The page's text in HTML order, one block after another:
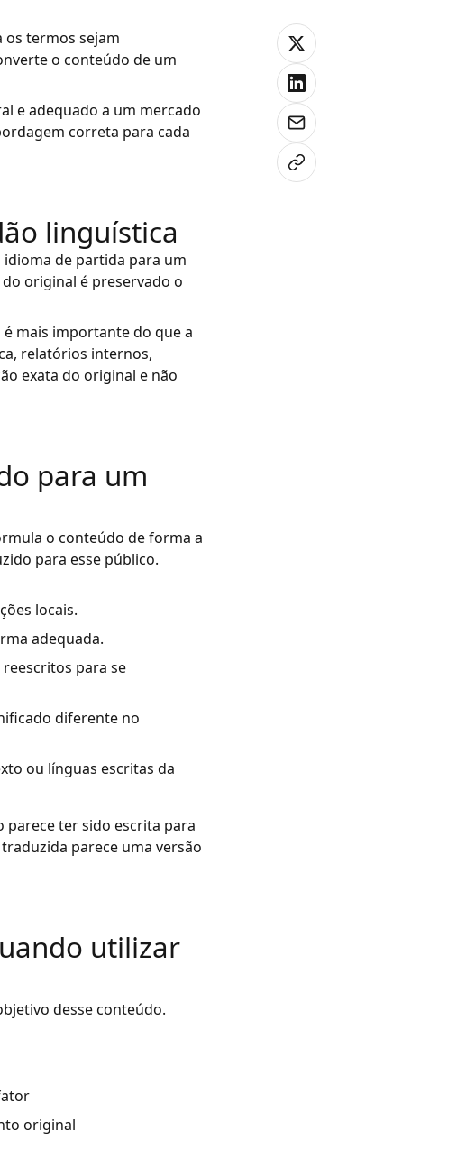
os termos sejam
o conteúdo de um
e adequado a um mercado
correta para cada
linguística
de partida para um
original é preservado o
mais importante do que a
relatórios internos,
exata do original e não
para um
o conteúdo de forma a
para esse público.
locais.
adequada.
para se
diferente no
ou línguas escritas da
parece ter sido escrita para
parece uma versão
utilizar
desse conteúdo.
original